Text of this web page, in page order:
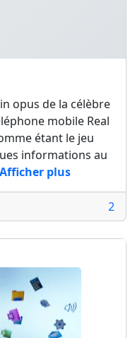
opus de la célèbre
mobile Real
étant le jeu
informations au
Afficher plus
2